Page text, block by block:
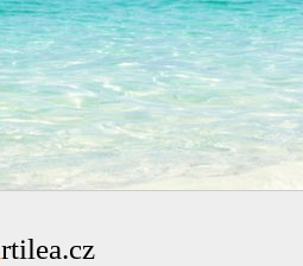
Artilea.cz